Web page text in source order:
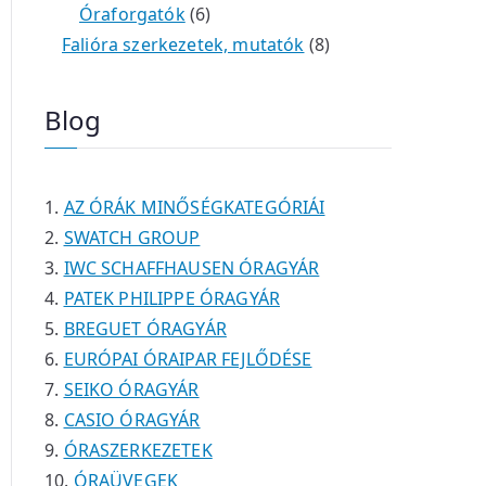
é
k
é
é
e
r
e
r
e
t
k
Óraforgatók 66
t
k
Falióra szerkezetek, mutatók 88
é
Blog
AZ ÓRÁK MINŐSÉGKATEGÓRIÁI
SWATCH GROUP
IWC SCHAFFHAUSEN ÓRAGYÁR
PATEK PHILIPPE ÓRAGYÁR
BREGUET ÓRAGYÁR
EURÓPAI ÓRAIPAR FEJLŐDÉSE
SEIKO ÓRAGYÁR
CASIO ÓRAGYÁR
ÓRASZERKEZETEK
ÓRAÜVEGEK